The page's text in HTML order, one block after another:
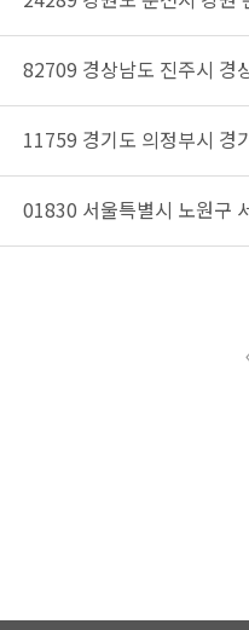
82709 경상남도 진주시 경
11759 경기도 의정부시 경
01830 서울특별시 노원구